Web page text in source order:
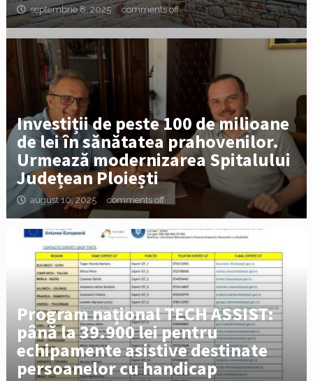
septembrie 8, 2025 comments off
Investiții de peste 100 de milioane
de lei în sănătatea prahovenilor.
Urmează modernizarea Spitalului
Județean Ploiești
august 10, 2025 comments off
Program național TECH ASSIST:
până la 39.900 lei pentru
echipamente asistive destinate
persoanelor cu handicap